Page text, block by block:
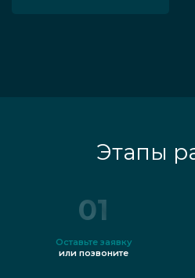
Этапы
01
Оставьте заявку
или позвоните